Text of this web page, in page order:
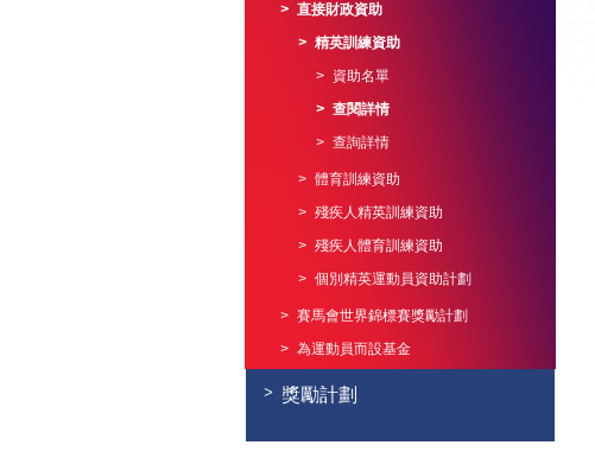
直接財政資助
精英訓練資助
資助名單
查閱詳情
查詢詳情
體育訓練資助
殘疾人精英訓練資助
殘疾人體育訓練資助
個別精英運動員資助計劃
賽馬會世界錦標賽獎勵計劃
為運動員而設基金
獎勵計劃